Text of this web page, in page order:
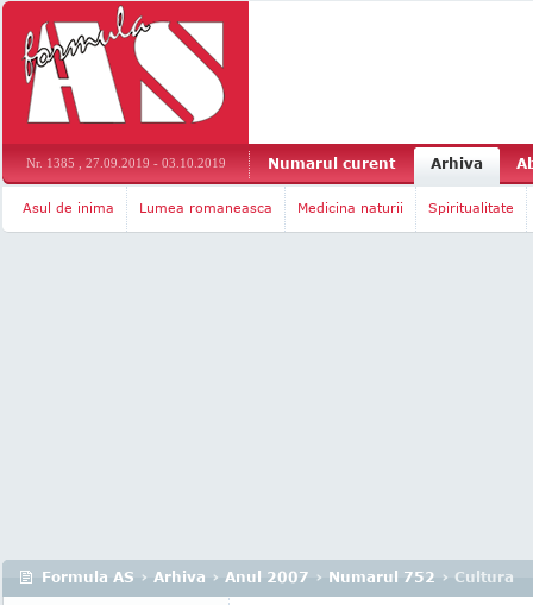
Nr. 1385 , 27.09.2019 - 03.10.2019 Numarul curent Arhiva
Asul de inima Lumea romaneasca Medicina naturii Spiritualitate
Formula AS › Arhiva › Anul 2007 › Numarul 752 › Cultura